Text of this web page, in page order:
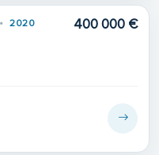
2020 400 000 €